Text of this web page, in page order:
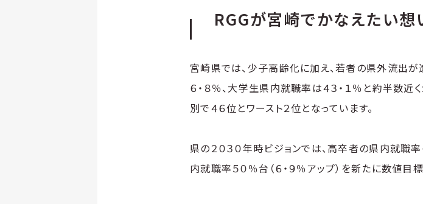
RGGが宮崎でかなえたい想
宮崎県では、少子高齢化に加え、若者の県外流出
６・８％、大学生県内就職率は４３・１％と約半数
別で４６位とワースト２位となっています。
県の２０３０年時ビジョンでは、高卒者の県内就職率
内就職率５０％台（６・９％アップ）を新たに数値目